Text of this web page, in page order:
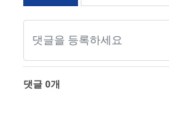
댓글0개